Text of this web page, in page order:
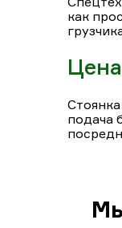
как
Цена
подача